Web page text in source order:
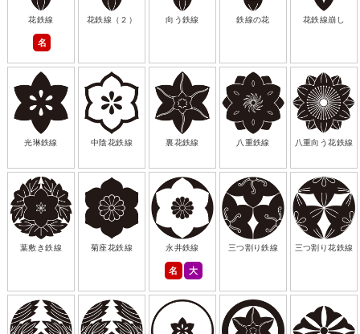
花鉄線
名
花鉄線（２） 向う鉄線 鉄線の花 花鉄線崩し
光琳鉄線 中陰花鉄線 裏花鉄線 八重鉄線 八重向う花鉄線
葉敷き鉄線 菊座花鉄線 永井鉄線
名 大
三つ割り鉄線 三つ割り花鉄線